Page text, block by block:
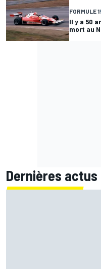
FORMULE 1
Il y a 50
mort au
Dernières actus